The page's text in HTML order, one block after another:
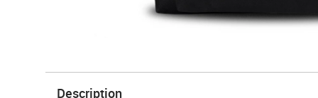
Description